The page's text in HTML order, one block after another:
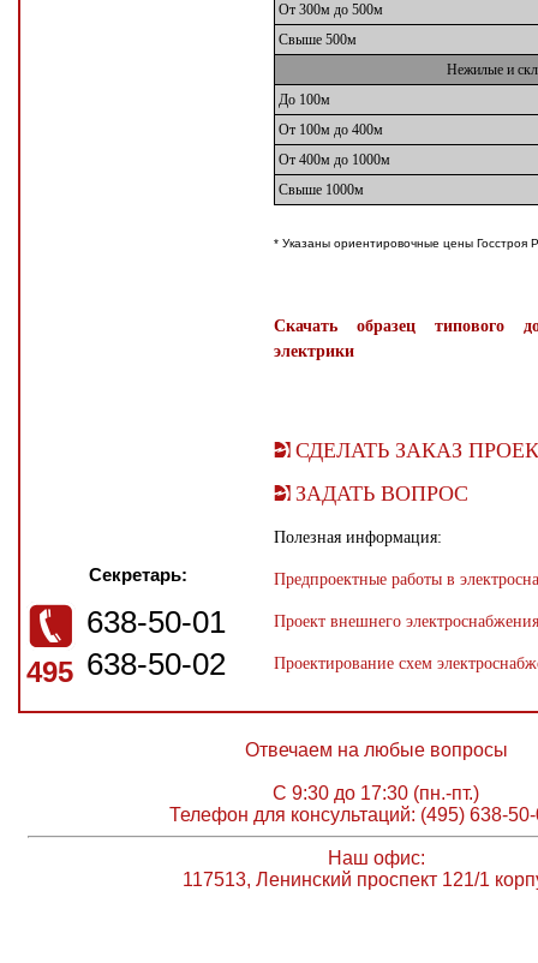
Секретарь:
495
638-50-01
638-50-02
От 300м до 500м
Свыше 500м
Нежилые и
До 100м
От 100м до 400м
От 400м до 1000м
Свыше 1000м
* Указаны ориентировочные цены Госстроя
Скачать образец типового
электрики
СДЕЛАТЬ ЗАКАЗ
ЗАДАТЬ ВОПРОС
Полезная информация:
Предпроектные работы в
Проект внешнего электроснабжения
Проектирование схем
Отвечаем на любые вопросы
С 9:30 до 17:30 (пн.-пт.)
Телефон для консультаций: (495) 638-
Наш офис:
117513, Ленинский проспект 121/1